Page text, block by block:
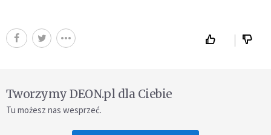
Tworzymy DEON.pl dla Ciebie
Tu możesz nas wesprzeć.